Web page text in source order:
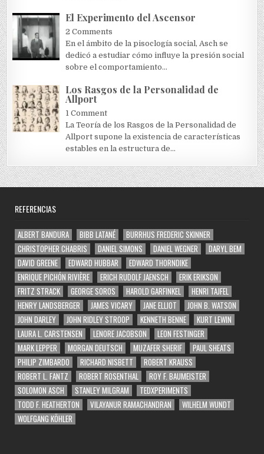
El Experimento del Ascensor
2 Comments
En el ámbito de la pisoclogía social, Asch se
dedicó a estudiar cómo influye la presión social
sobre el comportamiento...
Los Rasgos de la Personalidad de
Allport
1 Comment
La Teoría de los Rasgos de la Personalidad de
Allport supone la existencia de características
estables en la estructura de...
REFERENCIAS
ALBERT BANDURA BIBB LATANÉ
BURRHUS FREDERIC SKINNER
CHRISTOPHER CHABRIS
DANIEL SIMONS DANIEL WEGNER
DARYL BEM
DAVID GREENE
EDWARD HUBBAR
EDWARD THORNDIKE
ENRIQUE PICHÓN RIVIÈRE
ERICH RUDOLF JAENSCH
ERIK ERIKSON
FRITZ STRACK
GEORGE SOROS HAROLD GARFINKEL
HENRI TAJFEL
HENRY LANDSBERGER
JAMES VICARY JANE ELLIOT
JOHN B. WATSON
JOHN DARLEY
JOHN RIDLEY STROOP KENNETH BENNE
KURT LEWIN
LAURA L. CARSTENSEN
LENORE JACOBSON
LEON FESTINGER
MARK LEPPER
MORGAN DEUTSCH MUZAFER SHERIF
PAUL SHEATS
PHILIP ZIMBARDO
RICHARD NISBETT
ROBERT KRAUSS
ROBERT L. FANTZ
ROBERT ROSENTHAL
ROY F. BAUMEISTER
SOLOMON ASCH
STANLEY MILGRAM
TEDXPERIMENTS
TODD F. HEATHERTON
VILAYANUR RAMACHANDRAN
WILHELM WUNDT
WOLFGANG KÖHLER